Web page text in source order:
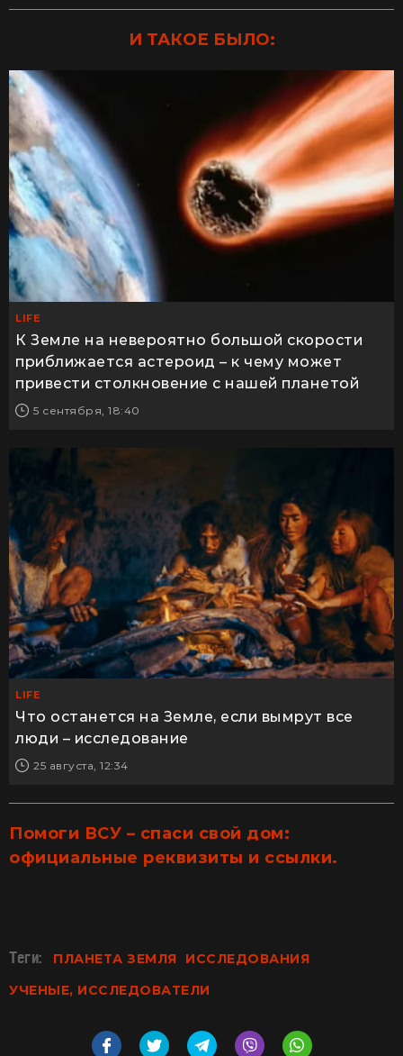
И ТАКОЕ БЫЛО:
LIFE
К Земле на невероятно большой скорости
приближается астероид – к чему может
привести столкновение с нашей планетой
5 сентября, 18:40
LIFE
Что останется на Земле, если вымрут все
люди – исследование
25 августа, 12:34
Помоги ВСУ – спаси свой дом:
официальные реквизиты и ссылки.
Теги: ПЛАНЕТА ЗЕМЛЯ
ИССЛЕДОВАНИЯ
УЧЕНЫЕ, ИССЛЕДОВАТЕЛИ